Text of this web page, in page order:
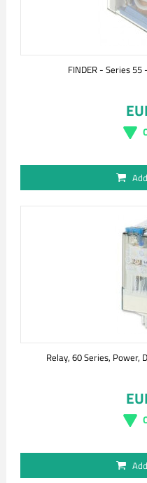
FINDER - Series
Relay, 60 Series, Power,